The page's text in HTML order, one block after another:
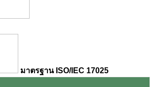
มาตรฐาน ISO/IEC 17025